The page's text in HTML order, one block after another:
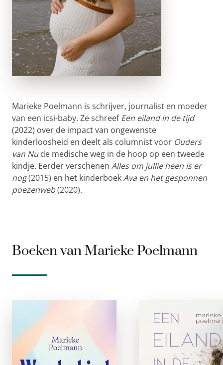
Marieke Poelmann is schrijver, journalist en moeder
van een icsi-baby. Ze schreefEen eiland in de tijd
(2022) over de impact van ongewenste
kinderloosheid en deelt als columnist voor Ouders
van Nude medische weg in de hoop op een tweede
kindje. Eerder verschenen Alles om jullie heen is er
nog(2015) en het kinderboekAva en het gesponnen
poezenweb(2020).
Boeken van Marieke Poelmann
Wonderkind
verwacht
gebonden
Een Eiland
de
paperback